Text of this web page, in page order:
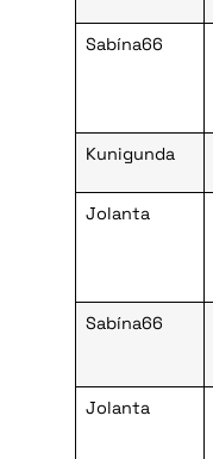
Sabína66
Kunigunda
Jolanta
Sabína66
Jolanta